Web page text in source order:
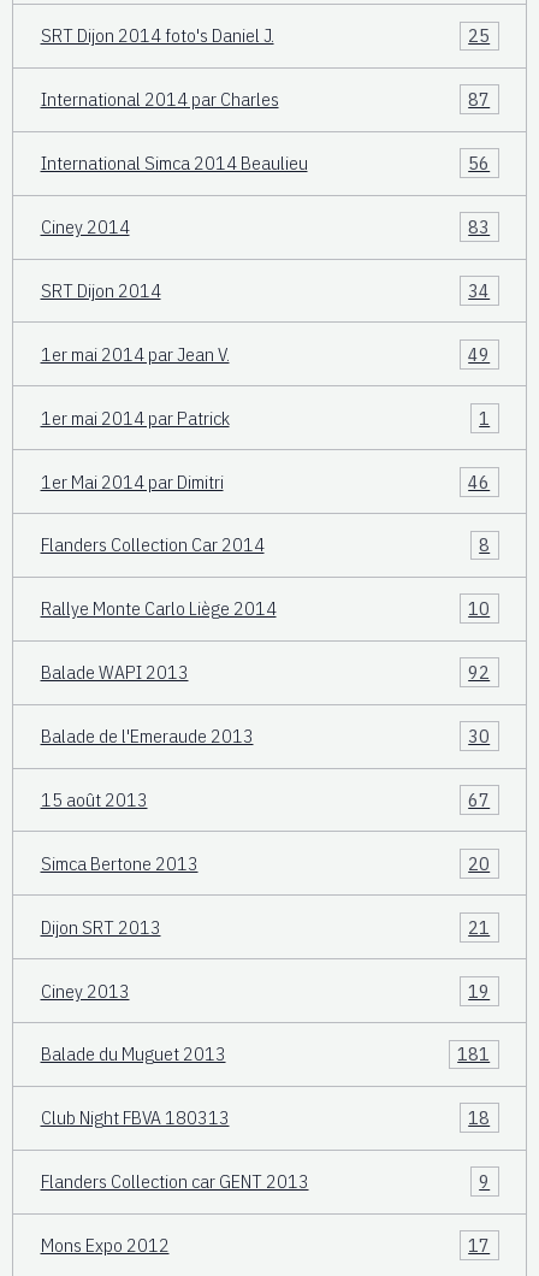
SRT Dijon 2014 foto's Daniel J. 25
International 2014 par Charles 87
International Simca 2014 Beaulieu 56
Ciney 2014 83
SRT Dijon 2014 34
1er mai 2014 par Jean V. 49
1er mai 2014 par Patrick 1
1er Mai 2014 par Dimitri 46
Flanders Collection Car 2014 8
Rallye Monte Carlo Liège 2014 10
Balade WAPI 2013 92
Balade de l'Emeraude 2013 30
15 août 2013 67
Simca Bertone 2013 20
Dijon SRT 2013 21
Ciney 2013 19
Balade du Muguet 2013 181
Club Night FBVA 180313 18
Flanders Collection car GENT 2013 9
Mons Expo 2012 17